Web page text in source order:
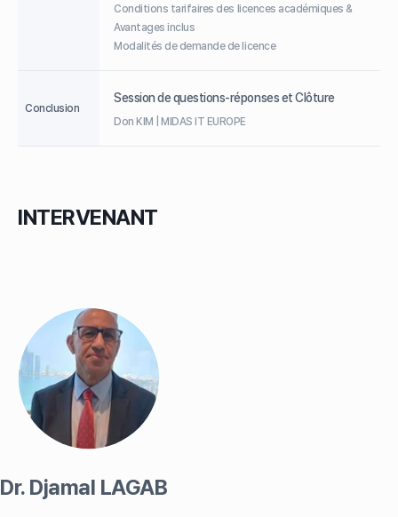
Conditions tarifaires des licences académiques &
Avantages inclus
Modalités de demande de licence
Conclusion
Session de questions-réponses et Clôture
Don KIM | MIDAS IT EUROPE
INTERVENANT
Dr. Djamal LAGAB